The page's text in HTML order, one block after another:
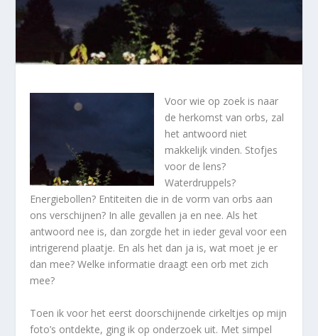
Voor wie op zoek is naar
de herkomst van orbs, zal
het antwoord niet
makkelijk vinden. Stofjes
voor de lens?
Waterdruppels?
Energiebollen? Entiteiten die in de vorm van orbs aan
ons verschijnen? In alle gevallen ja en nee. Als het
antwoord nee is, dan zorgde het in ieder geval voor een
intrigerend plaatje. En als het dan ja is, wat moet je er
dan mee? Welke informatie draagt een orb met zich
mee?
Toen ik voor het eerst doorschijnende cirkeltjes op mijn
foto’s ontdekte, ging ik op onderzoek uit. Met simpel